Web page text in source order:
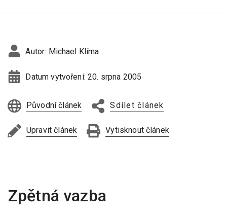
Autor: Michael Klíma
Datum vytvoření:20. srpna 2005
Původní článek Sdílet článek
Upravit článek Vytisknout článek